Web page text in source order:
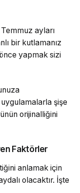
ayları
bir kutlamanız
yapmak sizi
şişe
orijinalliğini
Faktörler
anlamak için
olacaktır. İşte